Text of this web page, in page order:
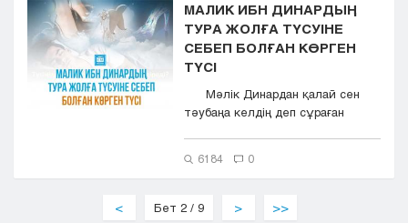
МАЛИК ИБН ДИНАРДЫҢ
ТУРА ЖОЛҒА ТҮСУІНЕ
СЕБЕП БОЛҒАН КӨРГЕН
ТҮСІ
Мәлік Динардан қалай сен
тәубаңа келдің деп сұраған
6184 0
< Бет 2 / 9 > >>